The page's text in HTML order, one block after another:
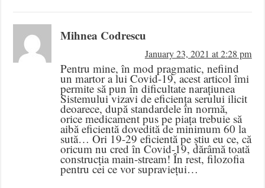
Mihnea Codrescu
January 23, 2021 at 2:28 pm
Pentru mine, în mod pragmatic, nefiind
un martor a lui Covid-19, acest articol îmi
permite să pun în dificultate narațiunea
Sistemului vizavi de eficiența serului ilicit
deoarece, după standardele în normă,
orice medicament pus pe piața trebuie să
aibă eficientă dovedită de minimum 60 la
sută… Ori 19-29 eficientă pe știu eu ce, că
oricum nu cred în Covid-19, dărâmă toată
construcția main-stream! În rest, filozofia
pentru cei ce vor supraviețui…